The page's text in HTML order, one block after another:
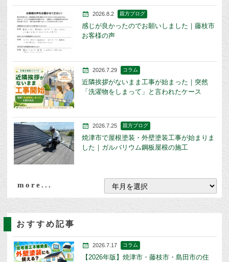
2026.8.2 親方ブログ
感じが良かったのでお願いしました｜藤枝市
お客様の声
2026.7.29 コラム
近隣挨拶がないまま工事が始まった｜突然
「洗濯物をしまって」と言われたケース
2026.7.25 親方ブログ
焼津市で屋根塗装・外壁塗装工事が始まりま
した｜ガルバリウム鋼板屋根の施工
more...
おすすめ記事
2026.7.17 コラム
【2026年版】焼津市・藤枝市・島田市の住